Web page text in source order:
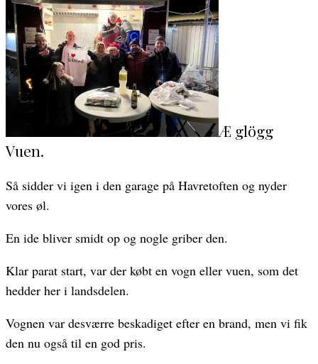
Æ glögg
Vuen.
Så sidder vi igen i den garage på Havretoften og nyder
vores øl.
En ide bliver smidt op og nogle griber den.
Klar parat start, var der købt en vogn eller vuen, som det
hedder her i landsdelen.
Vognen var desværre beskadiget efter en brand, men vi fik
den nu også til en god pris.